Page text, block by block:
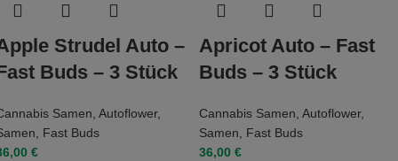
Strudel Auto –
Buds – 3 Stück
Samen Autoflower,
Fast Buds
€
Apricot Auto – Fast
Buds – 3 Stück
Cannabis Samen Autoflower,
Samen
Fast Buds
36,00 €